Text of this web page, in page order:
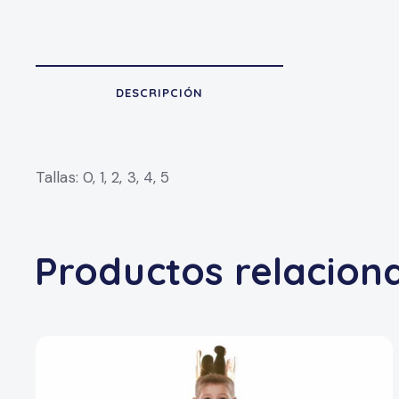
DESCRIPCIÓN
Tallas: 0, 1, 2, 3, 4, 5
Productos